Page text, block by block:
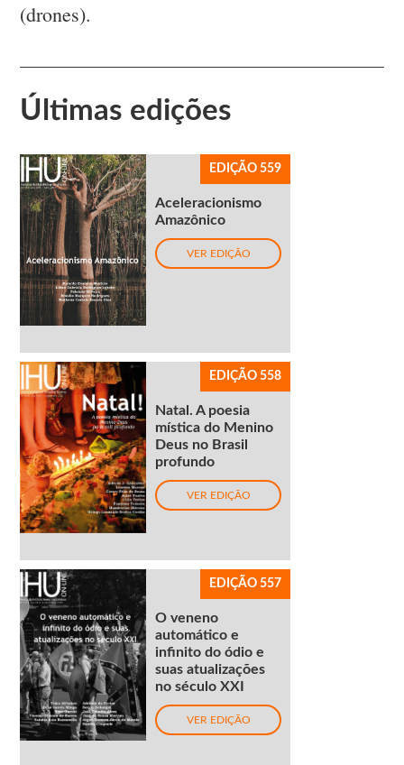
(drones).
Últimas edições
EDIÇÃO 559
Aceleracionismo
Amazônico
VER EDIÇÃO
EDIÇÃO 558
Natal. A poesia
mística do Menino
Deus no Brasil
profundo
VER EDIÇÃO
EDIÇÃO 557
O veneno
automático e
infinito do ódio e
suas atualizações
no século XXI
VER EDIÇÃO